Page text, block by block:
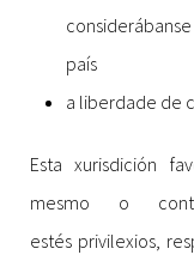
país
a liberdade de
Esta xurisdición
mesmo o
estés privilexios,